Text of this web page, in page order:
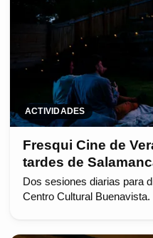
ACTIVIDADES
Fresqui Cine de
tardes de
Dos sesiones diarias para
Centro Cultural Buenavista.